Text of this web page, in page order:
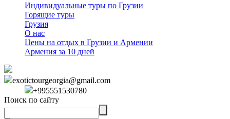
Индивидуальные туры по Грузии
Горящие туры
Грузия
О нас
Цены на отдых в Грузии и Армении
Армения за 10 дней
exotictourgeorgia@gmail.com
+995551530780
Поиск по сайту